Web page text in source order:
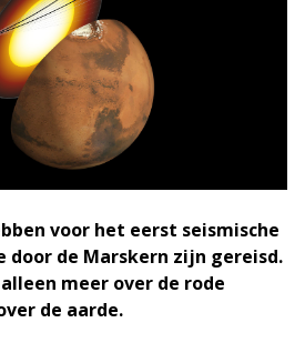
voor het eerst seismische
door de Marskern zijn gereisd.
meer over de rode
de aarde.